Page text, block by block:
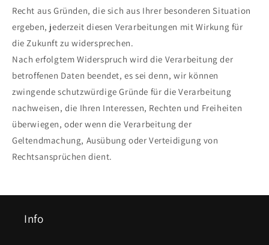
Recht aus Gründen, die sich aus Ihrer besonderen Situation
ergeben, jederzeit diesen Verarbeitungen mit Wirkung für
die Zukunft zu widersprechen.
Nach erfolgtem Widerspruch wird die Verarbeitung der
betroffenen Daten beendet, es sei denn, wir können
zwingende schutzwürdige Gründe für die Verarbeitung
nachweisen, die Ihren Interessen, Rechten und Freiheiten
überwiegen, oder wenn die Verarbeitung der
Geltendmachung, Ausübung oder Verteidigung von
Rechtsansprüchen dient.
Info